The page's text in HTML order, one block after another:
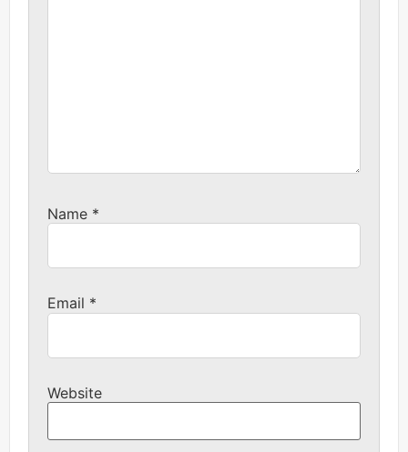
Name *
Email *
Website